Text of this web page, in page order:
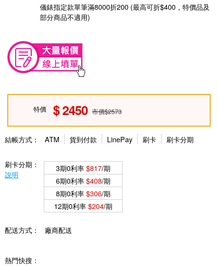
儀錶指定款單筆滿8000折200 (最高可折$400，特價品及
部分商品不適用)
特價 2450 市價$2573
結帳方式： ATM 貨到付款 LinePay 刷卡 刷卡分期
刷卡分期：
說明
3期0利率$817/期
6期0利率$408/期
8期0利率$306/期
12期0利率$204/期
配送方式： 廠商配送
熱門快搜：